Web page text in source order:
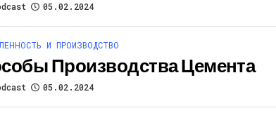
05.02.2024
И ПРОИЗВОДСТВО
Производства Цемента
05.02.2024